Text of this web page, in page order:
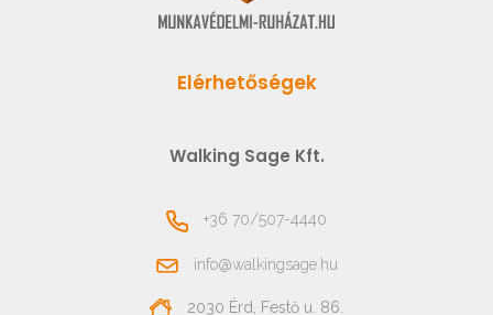
Elérhetőségek
Walking Sage Kft.
+36 70/507-4440
info@walkingsage.hu
2030 Érd, Festő u. 86.